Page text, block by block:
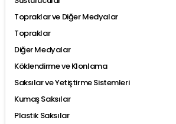
Topraklar ve Diğer Medyalar
Topraklar
Diğer Medyalar
Köklendirme ve Klonlama
Saksılar ve Yetiştirme Sistemleri
Kumaş Saksılar
Plastik Saksılar